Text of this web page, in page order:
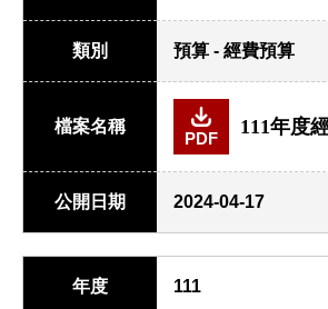
類別 預算 - 經費預算
檔案名稱
PDF
111年度
公開日期 2024-04-17
年度 111